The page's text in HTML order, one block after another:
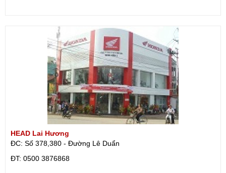
HEAD Lai Hương
ĐC: Số 378,380 - Đường Lê Duẩn
ÐT: 0500 3876868